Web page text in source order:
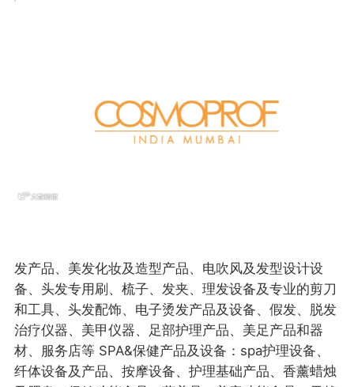
发产品、美发化妆及造型产品、电吹风及发型设计设
备、头发专用刷、梳子、发夹、理发设备及专业的剪刀
和工具、头发配饰、电子烫发产品及设备、假发、脱发
治疗仪器、美甲仪器、足部护理产品、美足产品和器
材、服务店等 SPA&保健产品及设备：spa护理设备、
纤体设备及产品、按摩设备、护理基础产品、香薰蜡烛